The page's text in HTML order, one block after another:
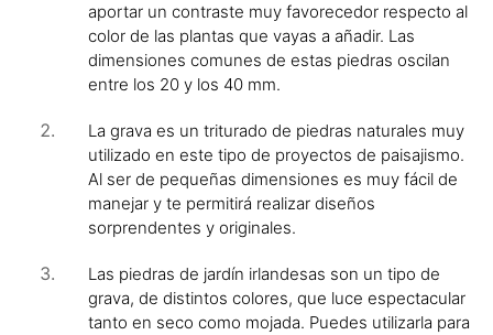
aportar un contraste muy favorecedor respecto al
color de las plantas que vayas a añadir. Las
dimensiones comunes de estas piedras oscilan
entre los 20 y los 40 mm.
La grava es un triturado de piedras naturales muy
utilizado en este tipo de proyectos de paisajismo.
Al ser de pequeñas dimensiones es muy fácil de
manejar y te permitirá realizar diseños
sorprendentes y originales.
Las piedras de jardín irlandesas son un tipo de
grava, de distintos colores, que luce espectacular
tanto en seco como mojada. Puedes utilizarla para